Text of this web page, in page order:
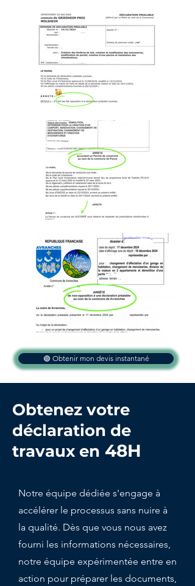
🟢 Obtenir mon devis instantané
Obtenez votre
déclaration de
travaux en 48H
Notre équipe dédiée s'engage à
accélérer le processus sans nuire à
la qualité. Dès que vous nous avez
fourni les informations nécessaires,
notre équipe expérimentée entre en
action pour préparer les documents,